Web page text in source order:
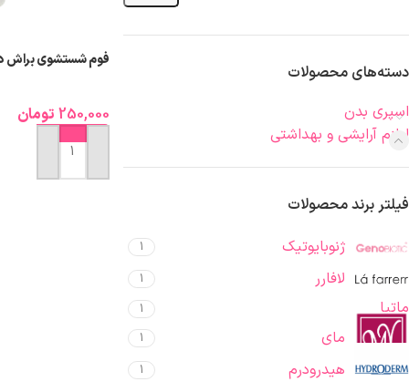
دسته‌های محصولات
اسپری بدن
لوازم آرایشی و بهداشتی
فیلتر برند محصولات
ژنوبایوتیک
1
لافارر 1
ماتیا 1
مای 1
هیدرودرم 1
فوم شستشوی براش
250,000 تومان
افزودن به سبد خرید